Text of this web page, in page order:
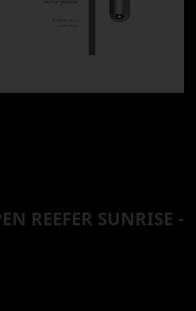
REEFER SUNRISE -